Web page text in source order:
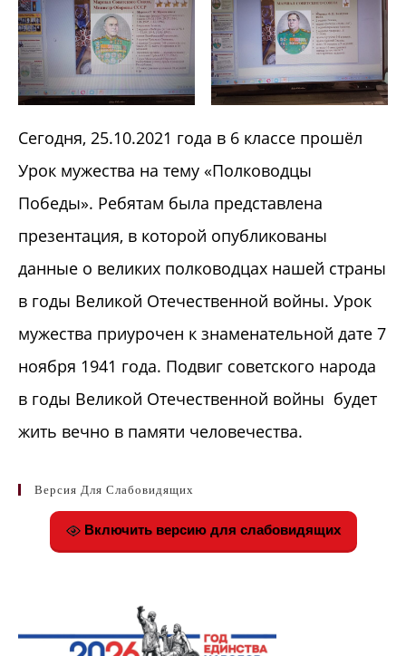
Сегодня, 25.10.2021 года в 6 классе прошёл
Урок мужества на тему «Полководцы
Победы». Ребятам была представлена
презентация, в которой опубликованы
данные о великих полководцах нашей страны
в годы Великой Отечественной войны. Урок
мужества приурочен к знаменательной дате 7
ноября 1941 года. Подвиг советского народа
в годы Великой Отечественной войны будет
жить вечно в памяти человечества.
Версия Для Слабовидящих
Включить версию для слабовидящих